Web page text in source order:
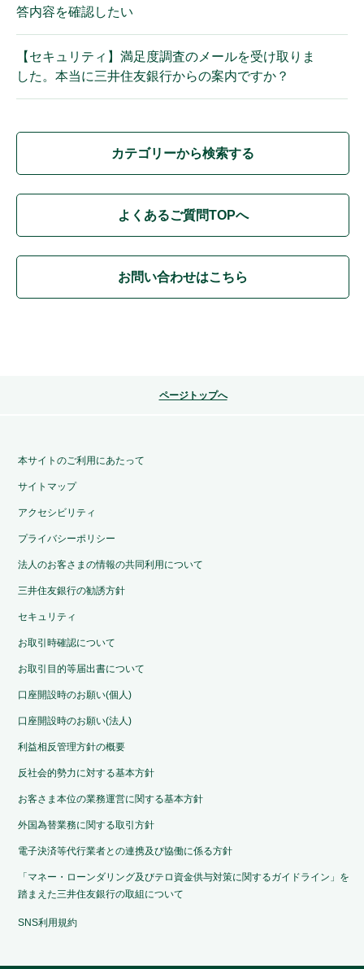
答内容を確認したい
【セキュリティ】満足度調査のメールを受け取りま
した。本当に三井住友銀行からの案内ですか？
カテゴリーから検索する
よくあるご質問TOPへ
お問い合わせはこちら
ページトップへ
本サイトのご利用にあたって
サイトマップ
アクセシビリティ
プライバシーポリシー
法人のお客さまの情報の共同利用について
三井住友銀行の勧誘方針
セキュリティ
お取引時確認について
お取引目的等届出書について
口座開設時のお願い(個人)
口座開設時のお願い(法人)
利益相反管理方針の概要
反社会的勢力に対する基本方針
お客さま本位の業務運営に関する基本方針
外国為替業務に関する取引方針
電子決済等代行業者との連携及び協働に係る方針
「マネー・ローンダリング及びテロ資金供与対策に関するガイドライン」を
踏まえた三井住友銀行の取組について
SNS利用規約